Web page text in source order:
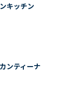
キッチン
ンティーナ